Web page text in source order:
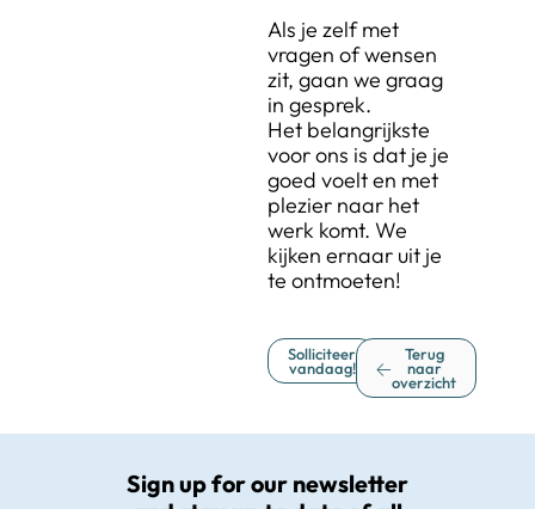
Als je zelf met
vragen of wensen
zit, gaan we graag
in gesprek.
Het belangrijkste
voor ons is dat je je
goed voelt en met
plezier naar het
werk komt. We
kijken ernaar uit je
te ontmoeten!
Solliciteer
vandaag!
Terug
naar
overzicht
Sign up for our newsletter